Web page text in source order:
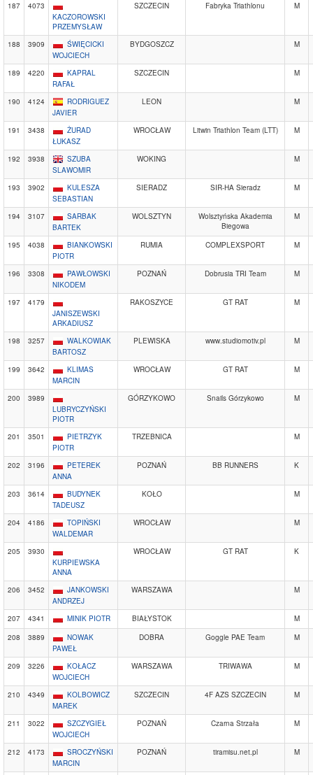
187
4073
KACZOROWSKI
PRZEMYSŁAW
SZCZECIN Fabryka Triathlonu M
188 3909
ŚWIĘCICKI
WOJCIECH
BYDGOSZCZ M
189 4220
KAPRAL
RAFAŁ
SZCZECIN M
190 4124
RODRIGUEZ
JAVIER
LEON M
191 3438
ŻURAD
ŁUKASZ
WROCŁAW Litwin Triathlon Team (LTT) M
192 3938
SZUBA
SLAWOMIR
WOKING M
193 3902
KULESZA
SEBASTIAN
SIERADZ SIR-HA Sieradz M
194 3107
SARBAK
BARTEK
WOLSZTYN
Wolsztyńska Akademia
Biegowa
M
195 4038
BIANKOWSKI
PIOTR
RUMIA COMPLEXSPORT M
196 3308
PAWŁOWSKI
NIKODEM
POZNAŃ Dobrusia TRI Team M
197
4179
JANISZEWSKI
ARKADIUSZ
RAKOSZYCE GT RAT M
198 3257
WALKOWIAK
BARTOSZ
PLEWISKA www.studiomotiv.pl M
199 3642
KLIMAS
MARCIN
WROCŁAW GT RAT M
200
3989
LUBRYCZYŃSKI
PIOTR
GÓRZYKOWO Snails Górzykowo M
201 3501
PIETRZYK
PIOTR
TRZEBNICA M
202 3196
PETEREK
ANNA
POZNAŃ BB RUNNERS K
203 3614
BUDYNEK
TADEUSZ
KOŁO M
204 4186
TOPIŃSKI
WALDEMAR
WROCŁAW M
205
3930
KURPIEWSKA
ANNA
WROCŁAW GT RAT K
206 3452
JANKOWSKI
ANDRZEJ
WARSZAWA M
207 4341 MINIK PIOTR BIAŁYSTOK
M
208
3889
NOWAK
PAWEŁ
DOBRA Goggle PAE Team M
209 3226
KOŁACZ
WOJCIECH
WARSZAWA TRIWAWA M
210 4349
KOLBOWICZ
MAREK
SZCZECIN 4F AZS SZCZECIN M
211 3022
SZCZYGIEŁ
WOJCIECH
POZNAŃ Czarna Strzała M
212 4173
SROCZYŃSKI
MARCIN
POZNAŃ tiramisu.net.pl M